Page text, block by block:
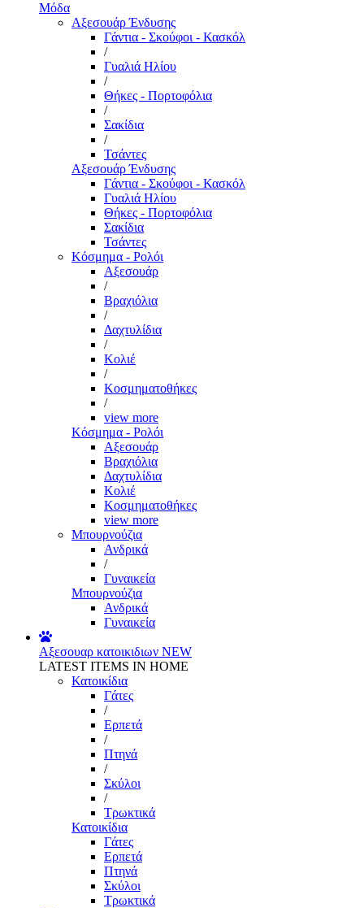
Μόδα
Αξεσουάρ Ένδυσης
Γάντια - Σκούφοι - Κασκόλ
/
Γυαλιά Ηλίου
/
Θήκες - Πορτοφόλια
/
Σακίδια
/
Τσάντες
Αξεσουάρ Ένδυσης
Γάντια - Σκούφοι - Κασκόλ
Γυαλιά Ηλίου
Θήκες - Πορτοφόλια
Σακίδια
Τσάντες
Κόσμημα - Ρολόι
Αξεσουάρ
/
Βραχιόλια
/
Δαχτυλίδια
/
Κολιέ
/
Κοσμηματοθήκες
/
view more
Κόσμημα - Ρολόι
Αξεσουάρ
Βραχιόλια
Δαχτυλίδια
Κολιέ
Κοσμηματοθήκες
view more
Μπουρνούζια
Ανδρικά
/
Γυναικεία
Μπουρνούζια
Ανδρικά
Γυναικεία
Αξεσουαρ κατοικιδιων NEW
LATEST ITEMS IN HOME
Κατοικίδια
Γάτες
/
Ερπετά
/
Πτηνά
/
Σκύλοι
/
Τρωκτικά
Κατοικίδια
Γάτες
Ερπετά
Πτηνά
Σκύλοι
Τρωκτικά